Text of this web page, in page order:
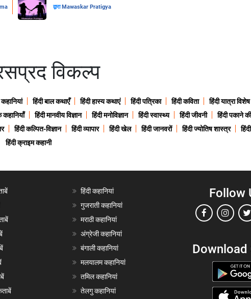
द्वारा Mawaskar Pratigya
विकल्प
हिंदी बाल कथाएँ हिंदी हास्य कथाएं हिंदी पत्रिका हिंदी कविता हिंदी यात्रा विशेष
कहानियाँ हिंदी मानवीय विज्ञान हिंदी मनोविज्ञान हिंदी स्वास्थ्य हिंदी जीवनी हिंदी पकाने
हिंदी कल्पित-विज्ञान हिंदी व्यापार हिंदी खेल हिंदी जानवरों हिंदी ज्योतिष शास्त्र
हिंदी क्राइम कहानी
हिंदी कहानियां
गुजराती कहानियां
मराठी कहानियां
अंग्रेजी कहानियां
बंगाली कहानियां
मलयालम कहानियां
तमिल कहानियां
तेलगु कहानियां
Follow
Download